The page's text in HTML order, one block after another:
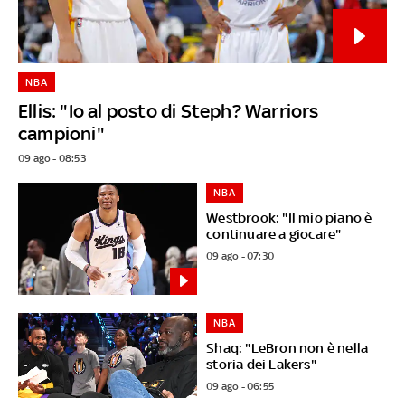
Ellis: "Io al posto di Steph? Warriors
campioni"
NBA
09 ago - 08:53
Westbrook: "Il mio piano è
continuare a giocare"
NBA
09 ago - 07:30
Shaq: "LeBron non è nella
storia dei Lakers"
NBA
09 ago - 06:55